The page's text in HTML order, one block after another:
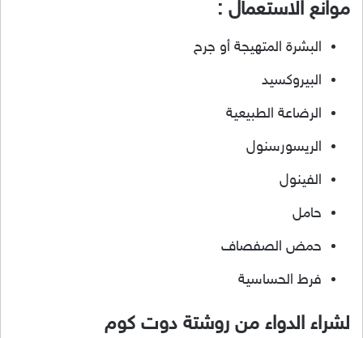
موانع الاستعمال :
البشرة المتهيجة أو جرح
البيروكسيد
الرضاعة الطبيعية
الريسورسنول
الفينول
حامل
حمض الصفصاف
فرط الحساسية
لشراء الدواء من روشتة دوت كوم